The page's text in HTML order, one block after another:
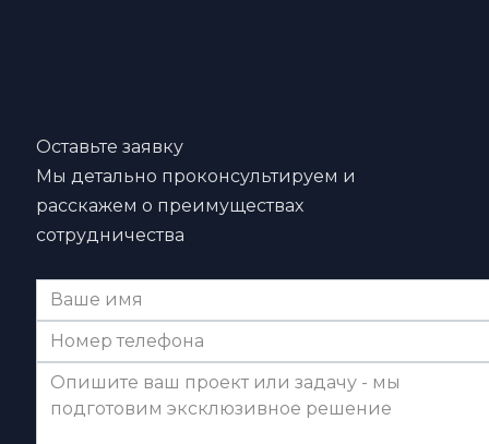
Оставьте заявку
Мы детально проконсультируем и
расскажем о преимуществах
сотрудничества